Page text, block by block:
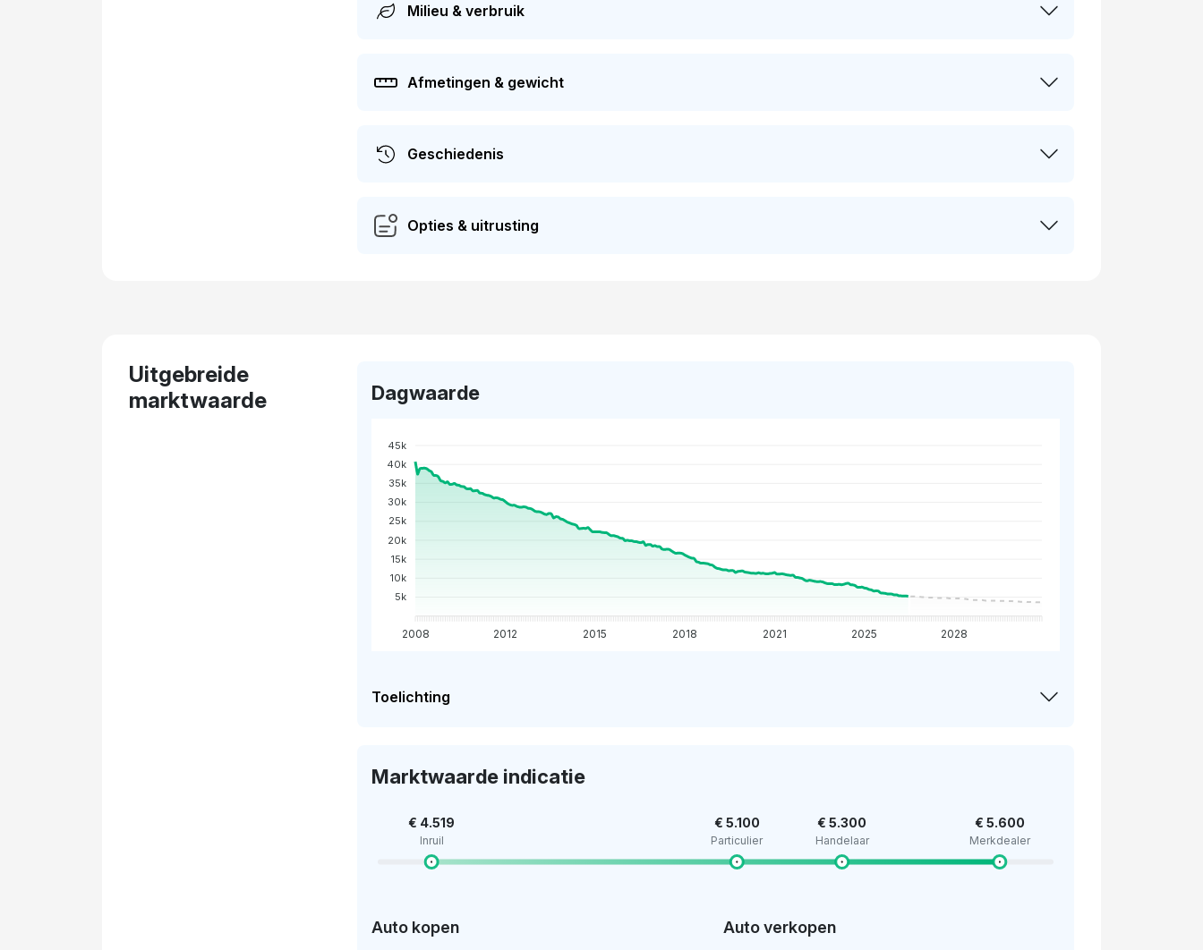
Milieu & verbruik
Afmetingen & gewicht
Geschiedenis
Opties & uitrusting
Uitgebreide
marktwaarde
Dagwaarde
45k
40k
35k
30k
25k
20k
15k
10k
5k
2008 2012 2015 2018 2021 2025 2028
Toelichting
Marktwaarde indicatie
€ 4.519
Inruil
€ 5.100
Particulier
€ 5.300
Handelaar
€ 5.600
Merkdealer
Auto kopen Auto verkopen